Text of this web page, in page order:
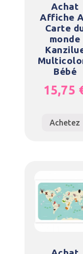
Achat
Affiche
Carte
monde
Bébé
15,75
Achetez